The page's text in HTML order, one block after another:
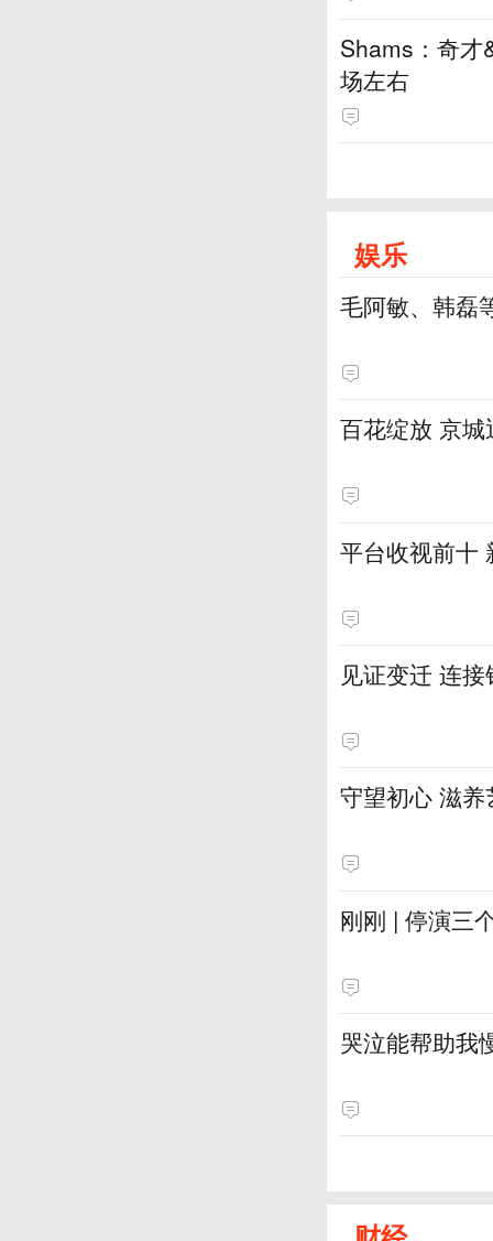
Shams：奇才
场左右
娱乐
毛阿敏、韩磊
百花绽放 京
平台收视前十
见证变迁 连
守望初心 滋
刚刚 | 停演三
哭泣能帮助我